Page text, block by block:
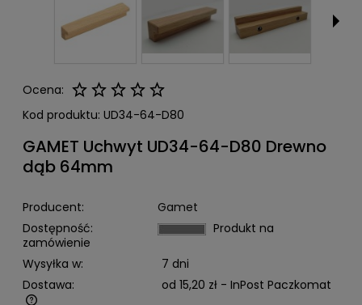
Ocena:
Kod produktu: UD34-64-D80
GAMET Uchwyt UD34-64-D80 Drewno
dąb 64mm
Producent:
Gamet
Dostępność:
Produkt na
zamówienie
Wysyłka w:
7 dni
Dostawa:
od 15,20 zł - InPost Paczkomat